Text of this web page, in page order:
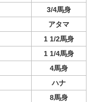
3/4馬身
アタマ
1 1/2馬身
1 1/4馬身
4馬身
ハナ
8馬身